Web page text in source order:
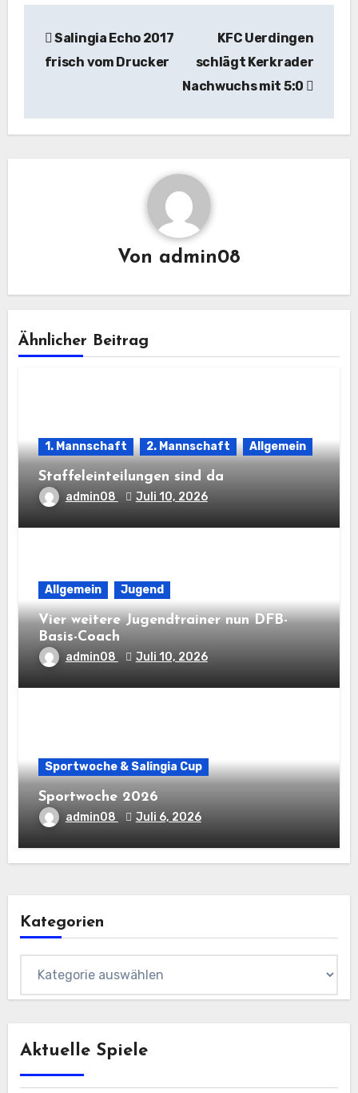
Salingia Echo 2017
frisch vom Drucker
KFC Uerdingen
schlägt Kerkrader
Nachwuchs mit 5:0
Von admin08
Ähnlicher Beitrag
1. Mannschaft 2. Mannschaft Allgemein
Staffeleinteilungen sind da
admin08 Juli 10, 2026
Allgemein Jugend
Vier weitere Jugendtrainer nun DFB-
Basis-Coach
admin08 Juli 10, 2026
Sportwoche & Salingia Cup
Sportwoche 2026
admin08 Juli 6, 2026
Kategorien
Aktuelle Spiele